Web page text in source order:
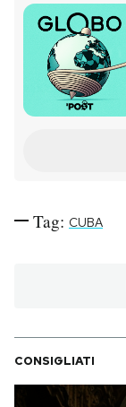
Tag: CUBA
CONSIGLIATI